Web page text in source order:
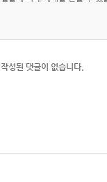
작성된 댓글이 없습니다.